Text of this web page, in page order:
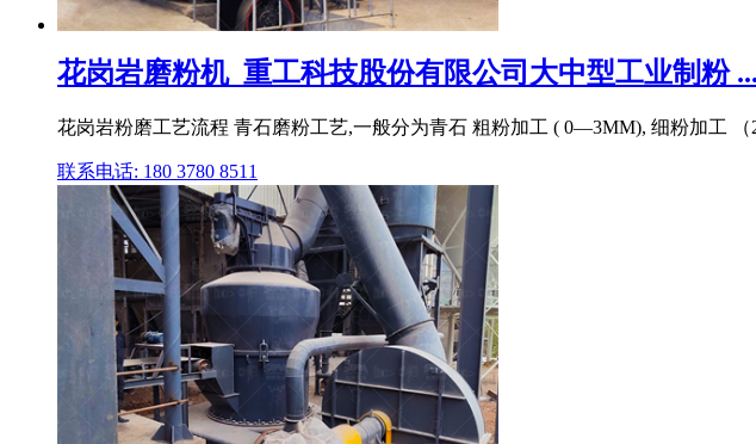
花岗岩磨粉机_重工科技股份有限公司大中型工业制粉 ...
花岗岩粉磨工艺流程 青石磨粉工艺,一般分为青石 粗粉加工 ( 0—3MM), 细粉加工
联系电话: 180 3780 8511